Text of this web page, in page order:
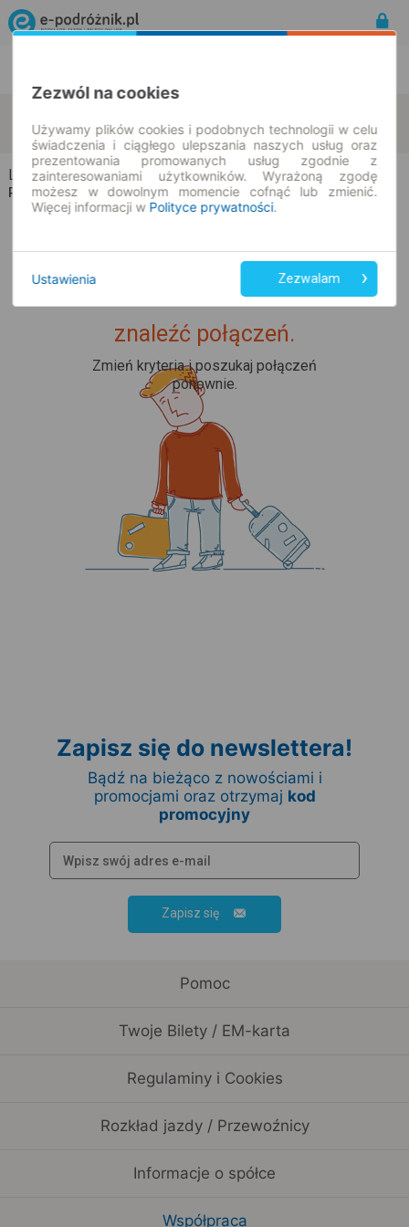
09.08.2026 | -- : --
zmień kryteria
Lubochnia-Górki → Marianka
Rozkład jazdy i bilety
Upss... Nie udało nam się
znaleźć połączeń.
Zmień kryteria i poszukaj połączeń
ponownie.
Zapisz się do newslettera!
Bądź na bieżąco z nowościami i
promocjami oraz otrzymaj kod
promocyjny
Zapisz się
Pomoc
Twoje Bilety / EM-karta
Regulaminy i Cookies
Rozkład jazdy / Przewoźnicy
Informacje o spółce
Współpraca
Zezwól na cookies
Używamy plików cookies i podobnych technologii w celu
świadczenia i ciągłego ulepszania naszych usług oraz
prezentowania promowanych usług zgodnie z
zainteresowaniami użytkowników. Wyrażoną zgodę
możesz w dowolnym momencie cofnąć lub zmienić.
Więcej informacji w Polityce prywatności.
Ustawienia Zezwalam